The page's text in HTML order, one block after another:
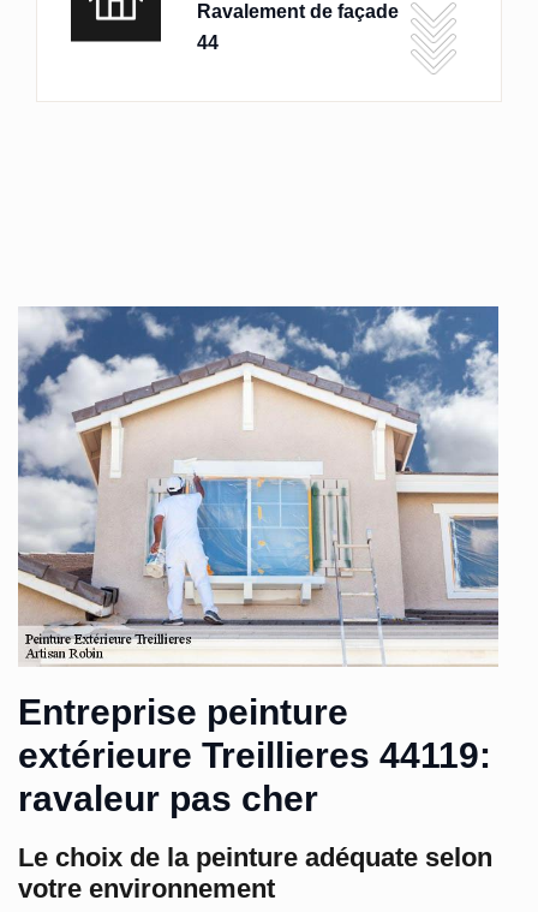
Ravalement de façade
44
Entreprise peinture
extérieure Treillieres 44119:
ravaleur pas cher
Le choix de la peinture adéquate selon
votre environnement